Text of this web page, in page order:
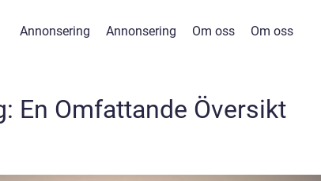
Annonsering Annonsering Om oss Om oss
En Omfattande Översikt